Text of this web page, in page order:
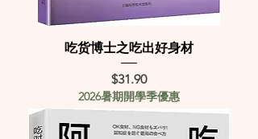
吃货博士之吃出好身材
Price
$31.90
2026暑期開學季優惠